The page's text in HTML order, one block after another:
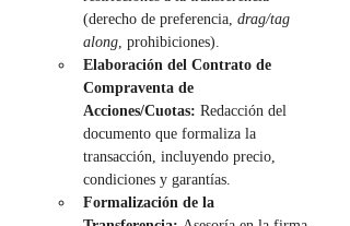
(derecho de preferencia, drag/tag
along, prohibiciones).
Elaboración del Contrato de
Compraventa de
Acciones/Cuotas: Redacción del
documento que formaliza la
transacción, incluyendo precio,
condiciones y garantías.
Formalización de la